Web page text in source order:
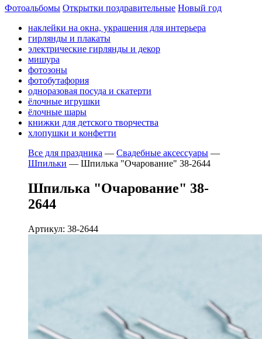
Фотоальбомы Открытки поздравительные Новый год
наклейки на окна, украшения для интерьера
гирлянды и плакаты
электрические гирлянды и декор
мишура
фотозоны
фотобутафория
одноразовая посуда и скатерти
ёлочные игрушки
ёлочные шары
книжки для детского творчества
хлопушки и конфетти
Все для праздника — Свадебные аксессуары —
Шпильки — Шпилька "Очарование" 38-2644
Шпилька "Очарование" 38-
2644
Артикул: 38-2644